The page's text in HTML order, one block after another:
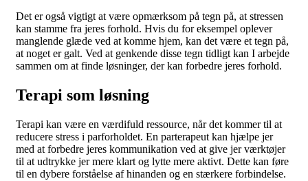
Det er også vigtigt at være opmærksom på tegn på, at stressen
kan stamme fra jeres forhold. Hvis du for eksempel oplever
manglende glæde ved at komme hjem, kan det være et tegn på,
at noget er galt. Ved at genkende disse tegn tidligt kan I arbejde
sammen om at finde løsninger, der kan forbedre jeres forhold.
Terapi som løsning
Terapi kan være en værdifuld ressource, når det kommer til at
reducere stress i parforholdet. En parterapeut kan hjælpe jer
med at forbedre jeres kommunikation ved at give jer værktøjer
til at udtrykke jer mere klart og lytte mere aktivt. Dette kan føre
til en dybere forståelse af hinanden og en stærkere forbindelse.